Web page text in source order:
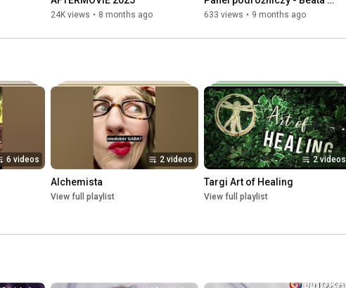
24K views • 8 months ago
Pawlikowska, Polarny,
633 views • 9 months ago
6 videos 2 videos
Alchemista
View full playlist
2 videos
Targi Art of Healing
View full playlist